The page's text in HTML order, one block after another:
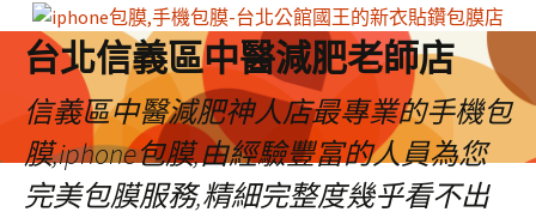
台北信義區中醫減肥老師店
信義區中醫減肥神人店最專業的手機包
膜,iphone包膜,由經驗豐富的人員為您
完美包膜服務,精細完整度幾乎看不出